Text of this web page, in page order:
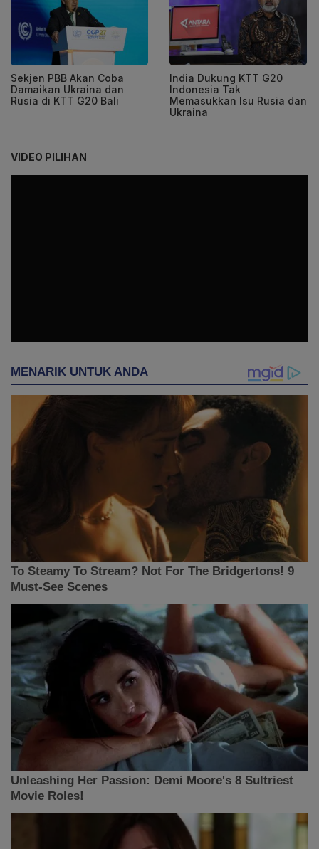
Sekjen PBB Akan Coba
Damaikan Ukraina dan
Rusia di KTT G20 Bali
India Dukung KTT G20
Indonesia Tak
Memasukkan Isu Rusia dan
Ukraina
VIDEO PILIHAN